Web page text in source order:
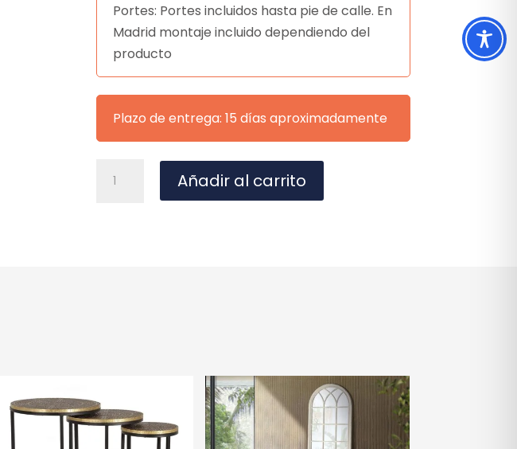
Portes: Portes incluidos hasta pie de calle. En
Madrid montaje incluido dependiendo del
producto
Plazo de entrega: 15 días aproximadamente
AMALIA
Añadir al carrito
e
: